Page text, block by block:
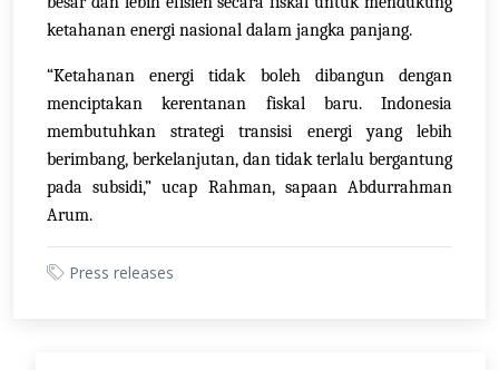
ketahanan energi nasional dalam jangka panjang.
“Ketahanan energi tidak boleh dibangun dengan
menciptakan kerentanan fiskal baru. Indonesia
membutuhkan strategi transisi energi yang lebih
berimbang, berkelanjutan, dan tidak terlalu bergantung
pada subsidi,” ucap Rahman, sapaan Abdurrahman
Arum.
Press releases